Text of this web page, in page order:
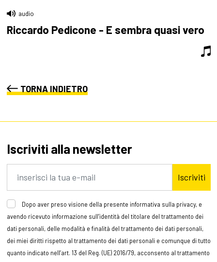
audio
Riccardo Pedicone - E sembra quasi vero
TORNA INDIETRO
Iscriviti alla newsletter
Iscriviti
Dopo aver preso visione della presente informativa sulla privacy, e
avendo ricevuto informazione sull’identità del titolare del trattamento dei
dati personali, delle modalità e finalità del trattamento dei dati personali,
dei miei diritti rispetto al trattamento dei dati personali e comunque di tutto
quanto indicato nell’art. 13 del Reg. (UE) 2016/79, acconsento al trattamento